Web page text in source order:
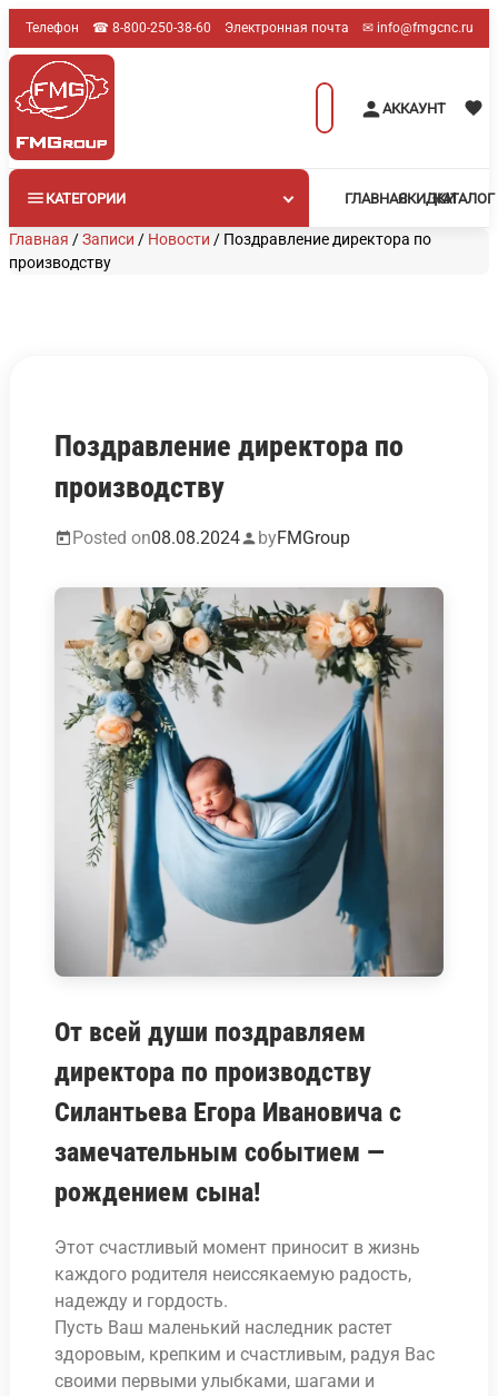
Перейти
к
содержимому
Телефон ☎︎ 8-800-250-38-60 Электронная почта ✉︎ info@fmgcnc.ru
Поиск
товаров
АККАУНТ
КАТЕГОРИИ ГЛАВНАЯ КАТАЛОГ
СКИДКИ
Главная /Записи / Новости / Поздравление директора по
производству
Поздравление директора по
производству
Posted on08.08.2024 byFMGroup
От всей души поздравляем
директора по производству
Силантьева Егора Ивановича с
замечательным событием —
рождением сына!
Этот счастливый момент приносит в жизнь
каждого родителя неиссякаемую радость,
надежду и гордость.
Пусть Ваш маленький наследник растет
здоровым, крепким и счастливым, радуя Вас
своими первыми улыбками, шагами и